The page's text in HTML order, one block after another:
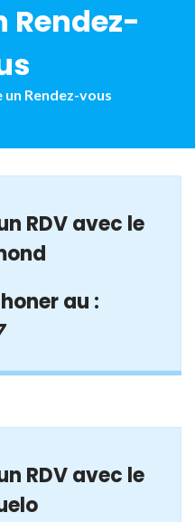
Rendez-
un Rendez-vous
RDV avec le
au :
RDV avec le